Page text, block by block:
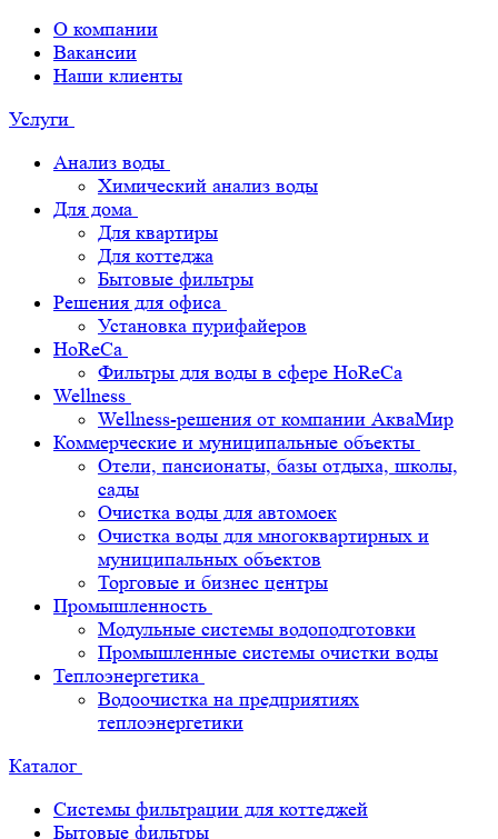
О компании
Вакансии
Наши клиенты
Услуги
Анализ воды
Химический анализ воды
Для дома
Для квартиры
Для коттеджа
Бытовые фильтры
Решения для офиса
Установка пурифайеров
HoReCa
Фильтры для воды в сфере HoReCa
Wellness
Wellness-решения от компании АкваМир
Коммерческие и муниципальные объекты
Отели, пансионаты, базы отдыха, школы,
сады
Очистка воды для автомоек
Очистка воды для многоквартирных и
муниципальных объектов
Торговые и бизнес центры
Промышленность
Модульные системы водоподготовки
Промышленные системы очистки воды
Теплоэнергетика
Водоочистка на предприятиях
теплоэнергетики
Каталог
Системы фильтрации для коттеджей
Бытовые фильтры